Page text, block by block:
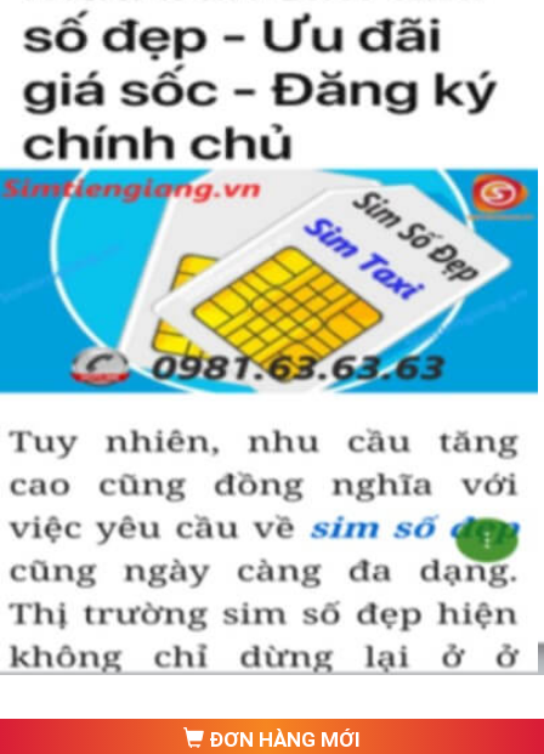
Mua Sim Giảm Giá Có Phải Là
Sim Xấu?
Sim giảm giá Sim số đẹp giá rẻ
có thể là những sim siêu
vip nhưng đã lâu chưa tìm được người mua nên có
OFF để kích cầu mua sắm.
Trong mọi cuộc mua bán, người nhanh tay là người chiến
thắng. Sim số đẹp đôi khi cũng như vật giá leo thang ngày
hôm nay giá thấp nhưng ngày mai có thể tăng phi mã, số
tiền bạn dự định bỏ ra có thể nhanh chóng vượt khung trần.
Bạn cũng sẽ không có nhiều thời gian để do dự, bởi kho
sim giảm giá sẽ ngày càng cạn kiệt và đến khi đó dù sim số
xấu nhưng giá bán cao cũng là điều hết sức bình thường.
Đôi khi có một số khách hàng chuyên đi săn lùng những
loại sim giảm giá, sim số đẹp giá rẻ này về bán lại cho
những người không tìm được loại sim giảm giá này để có
Chính vì thế tại sao chúng ta lại không săn lùng sim giảm
giá sim số đẹp giá rẻ này để đầu tư sinh lãi thỏa sức niềm
đam mê sim số đẹp
Cách đây nhiều năm về trước khi dịch vụ mua bán trực tuyến
chưa phát triển, khách hàng muốn mua một sim số đẹp phải
trong một list.
ĐƠN HÀNG MỚI